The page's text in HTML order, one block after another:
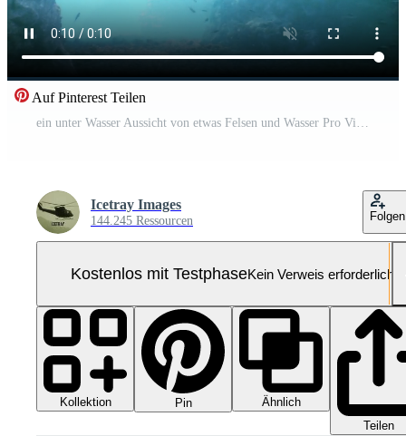
Auf Pinterest Teilen
ein unter Wasser Aussicht von etwas Felsen und Wasser Pro Video
Icetray Images
144.245 Ressourcen Folgen
Kostenlos mit TestphaseKein Verweis erforderlich
Kollektion Pin
Ähnlich
Teilen